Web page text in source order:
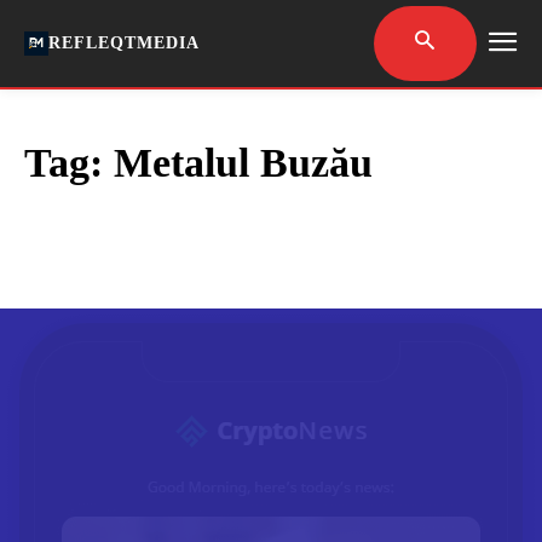
REFLEQTMEDIA
Tag: Metalul Buzău